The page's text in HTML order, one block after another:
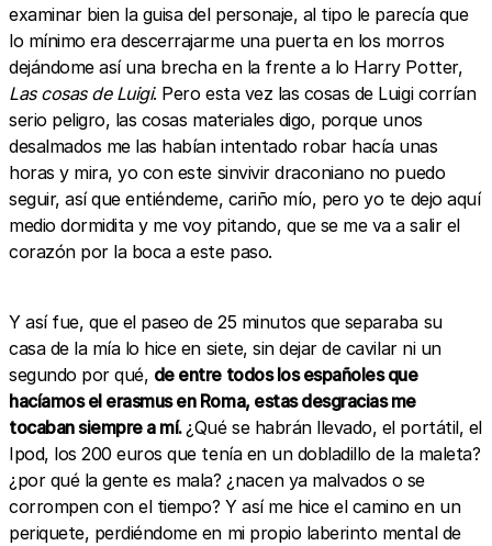
examinar bien la guisa del personaje, al tipo le parecía que
lo mínimo era descerrajarme una puerta en los morros
dejándome así una brecha en la frente a lo Harry Potter,
Las cosas de Luigi. Pero esta vez las cosas de Luigi corrían
serio peligro, las cosas materiales digo, porque unos
desalmados me las habían intentado robar hacía unas
horas y mira, yo con este sinvivir draconiano no puedo
seguir, así que entiéndeme, cariño mío, pero yo te dejo aquí
medio dormidita y me voy pitando, que se me va a salir el
corazón por la boca a este paso.
Y así fue, que el paseo de 25 minutos que separaba su
casa de la mía lo hice en siete, sin dejar de cavilar ni un
segundo por qué, de entre todos los españoles que
hacíamos el erasmus en Roma, estas desgracias me
tocaban siempre a mí. ¿Qué se habrán llevado, el portátil, el
Ipod, los 200 euros que tenía en un dobladillo de la maleta?
¿por qué la gente es mala? ¿nacen ya malvados o se
corrompen con el tiempo? Y así me hice el camino en un
periquete, perdiéndome en mi propio laberinto mental de